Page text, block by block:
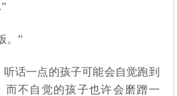
。”
话一点的孩子可能会自觉跑到
而不自觉的孩子也许会磨蹭一